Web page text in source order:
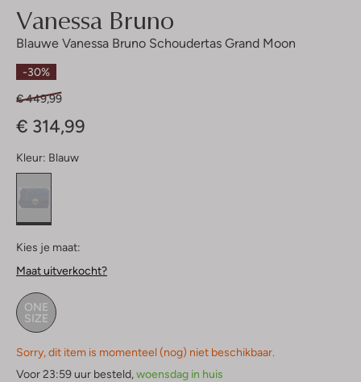
Vanessa Bruno
Blauwe Vanessa Bruno Schoudertas Grand Moon
-30%
€ 449,99
€ 314,99
Kleur: Blauw
Kies je maat:
Maat uitverkocht?
ONE
SIZE
Sorry, dit item is momenteel (nog) niet beschikbaar.
Voor 23:59 uur besteld,woensdag in huis